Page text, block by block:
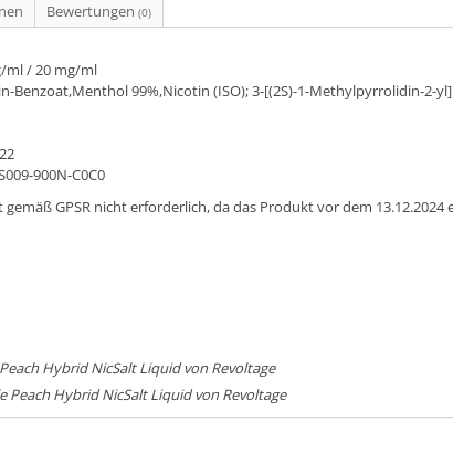
Bewertungen (0)
ml / 20 mg/ml
Benzoat,Menthol 99%,Nicotin (ISO); 3-[(2S)-1-Methylpyrrolidin-2-
900N-C0C0
gemäß GPSR nicht erforderlich, da das Produkt vor dem
Hybrid NicSalt Liquid von Revoltage
Peach Hybrid NicSalt Liquid von Revoltage